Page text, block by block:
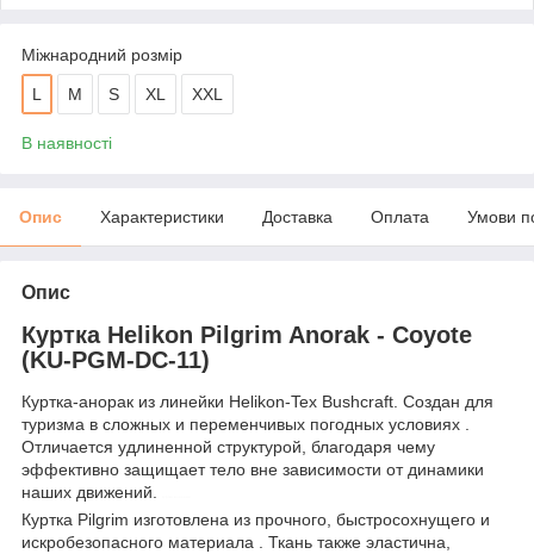
Міжнародний розмір
L M S XL XXL
В наявності
Опис Характеристики Доставка Оплата Умови
Опис
Куртка Helikon Pilgrim Anorak - Coyote
(KU-PGM-DC-11)
Куртка-анорак из линейки Helikon-Tex Bushcraft. Создан для
туризма в сложных и переменчивых погодных условиях .
Отличается удлиненной структурой, благодаря чему
эффективно защищает тело вне зависимости от динамики
наших движений.
Куртка Pilgrim изготовлена из прочного, быстросохнущего и
искробезопасного материала . Ткань также эластична,